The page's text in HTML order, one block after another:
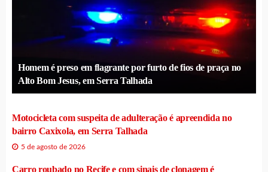
Homem é preso em flagrante por furto de fios de praça no
Alto Bom Jesus, em Serra Talhada
Motocicleta com suspeita de adulteração é apreendida no
bairro Caxixola, em Serra Talhada
5 de agosto de 2026
Carro roubado no Recife e com sinais de clonagem é